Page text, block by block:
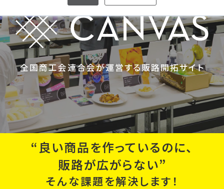
全国商工会連合会が運営する販路開拓サイト
“良い商品を作っているのに、
販路が広がらない”
そんな課題を解決します！